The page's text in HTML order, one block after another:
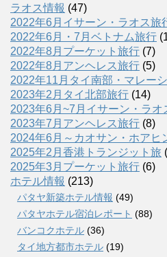
ラオス情報 (47)
2022年6月イサーン・ラオス旅
2022年6月・7月ベトナム旅行
2022年8月プーケット旅行 (7)
2022年8月アンヘレス旅行 (5)
2022年11月タイ南部・マレー
2023年2月タイ北部旅行 (14)
2023年6月~7月イサーン・ラオ
2023年7月アンヘレス旅行 (8)
2024年6月～カオサン・ホアヒ
2025年2月香港トランジット旅
2025年3月プーケット旅行 (6)
ホテル情報 (213)
パタヤ新築ホテル情報 (49)
パタヤホテル宿泊レポート (88)
バンコクホテル (36)
タイ地方都市ホテル (19)